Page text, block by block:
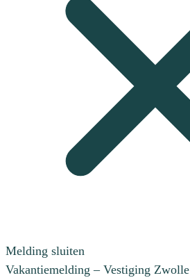
Melding sluiten
Vakantiemelding – Vestiging Zwolle